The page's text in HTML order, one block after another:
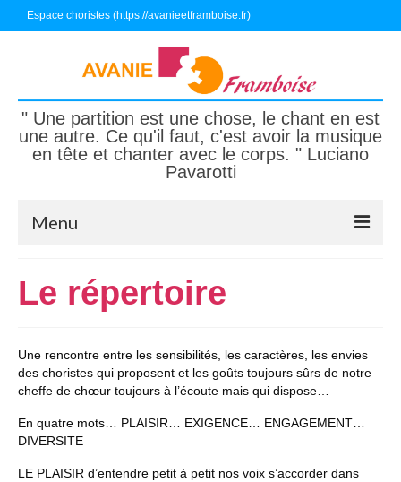
Espace choristes (https://avanieetframboise.fr)
" Une partition est une chose, le chant en est
une autre. Ce qu'il faut, c'est avoir la musique
en tête et chanter avec le corps. " Luciano
Pavarotti
Menu
Nous connaître
Nous rejoindre
Nous contacter
Le répertoire
Une rencontre entre les sensibilités, les caractères, les envies
des choristes qui proposent et les goûts toujours sûrs de notre
cheffe de chœur toujours à l’écoute mais qui dispose…
En quatre mots… PLAISIR… EXIGENCE… ENGAGEMENT…
DIVERSITE
LE PLAISIR d’entendre petit à petit nos voix s’accorder dans